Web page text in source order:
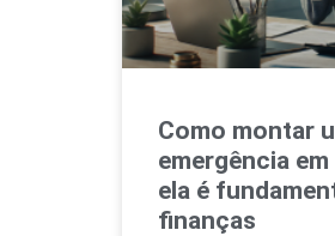
Como montar
emergência
ela é
finanças